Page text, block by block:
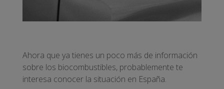
Ahora que ya tienes un poco más de información
sobre los biocombustibles, probablemente te
interesa conocer la situación en España.